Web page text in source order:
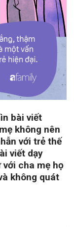
bài viết
không nên
với trẻ thế
viết dạy
cha mẹ họ
không quát